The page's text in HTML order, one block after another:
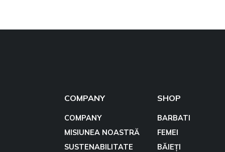
COMPANY
COMPANY
MISIUNEA NOASTRĂ
SUSTENABILITATE
SHOP
BARBATI
FEMEI
BĂIEȚI